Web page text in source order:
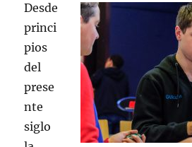
Desde
princi
pios
del
prese
nte
siglo